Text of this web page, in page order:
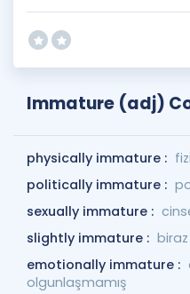
Immature (adj)
physically immature :
politically immature :
sexually immature :
slightly immature :
emotionally immature :
olgunlaşmamış